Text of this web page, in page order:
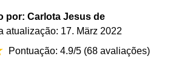
por: Carlota Jesus de
atualização: 17. März 2022
Pontuação: 4.9/5 (68 avaliações)